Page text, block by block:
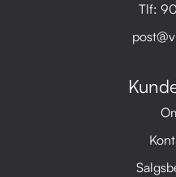
Tlf: